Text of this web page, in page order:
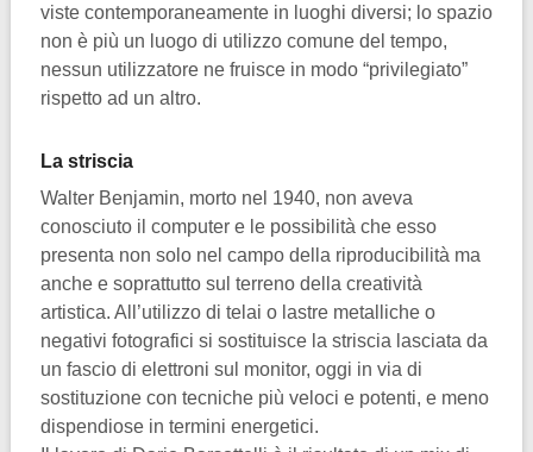
viste contemporaneamente in luoghi diversi; lo spazio
non è più un luogo di utilizzo comune del tempo,
nessun utilizzatore ne fruisce in modo “privilegiato”
rispetto ad un altro.
La striscia
Walter Benjamin, morto nel 1940, non aveva
conosciuto il computer e le possibilità che esso
presenta non solo nel campo della riproducibilità ma
anche e soprattutto sul terreno della creatività
artistica. All’utilizzo di telai o lastre metalliche o
negativi fotografici si sostituisce la striscia lasciata da
un fascio di elettroni sul monitor, oggi in via di
sostituzione con tecniche più veloci e potenti, e meno
dispendiose in termini energetici.